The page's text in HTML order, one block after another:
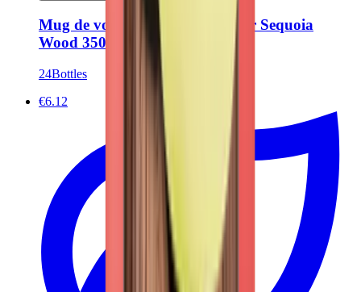
Mug de voyage - Travel Tumbler Sequoia
Wood 350 ml
24Bottles
€6.12